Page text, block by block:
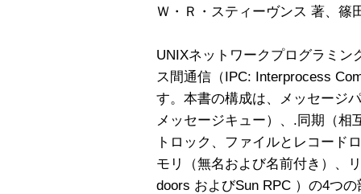
Ｗ・Ｒ・スティーヴンス 著、篠
UNIXネットワークプログラミン
ス間通信（IPC: Interprocess
す。本書の構成は、メッセージ
メッセージキュー）、.同期（相
トロック、ファイルとレコード
モリ（無名および名前付き）、
doors およびSun RPC ）の4つ